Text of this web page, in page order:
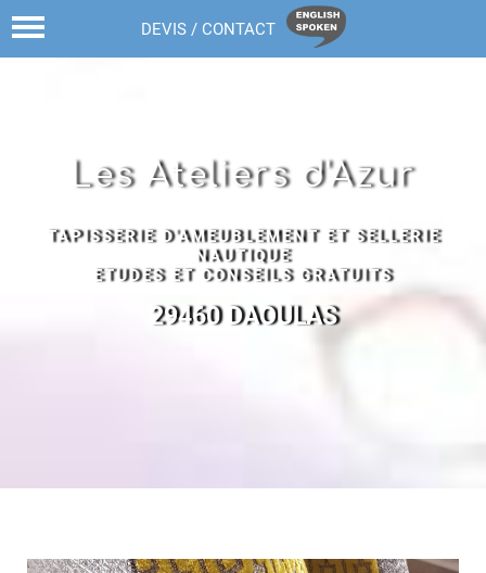
02 98 43 68 82
DEVIS / CONTACT
Les Ateliers d'Azur
TAPISSERIE D'AMEUBLEMENT ET SELLERIE
NAUTIQUE
ETUDES ET CONSEILS GRATUITS
29460 DAOULAS